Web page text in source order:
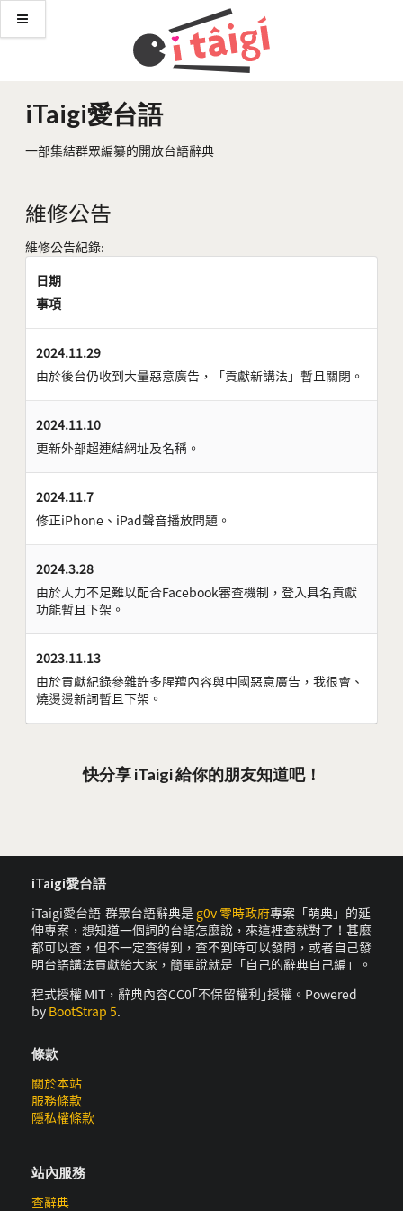
iTaigi愛台語
一部集結群眾編纂的開放台語辭典
維修公告
維修公告紀錄:
日期
事項
2024.11.29
由於後台仍收到大量惡意廣告，「貢獻新講法」暫且關閉。
2024.11.10
更新外部超連結網址及名稱。
2024.11.7
修正iPhone、iPad聲音播放問題。
2024.3.28
由於人力不足難以配合Facebook審查機制，登入具名貢獻
功能暫且下架。
2023.11.13
由於貢獻紀錄參雜許多腥羶內容與中國惡意廣告，我很會、
燒燙燙新詞暫且下架。
快分享 iTaigi 給你的朋友知道吧！
iTaigi愛台語
iTaigi愛台語-群眾台語辭典是 g0v 零時政府專案「萌典」的延
伸專案，想知道一個詞的台語怎麼說，來這裡查就對了！甚麼
都可以查，但不一定查得到，查不到時可以發問，或者自己發
明台語講法貢獻給大家，簡單說就是「自己的辭典自己編」。
程式授權 MIT，辭典內容CC0｢不保留權利｣授權。Powered
by BootStrap 5.
條款
關於本站
服務條款
隱私權條款
站內服務
查辭典